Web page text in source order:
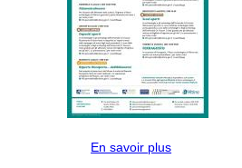
En savoir plus